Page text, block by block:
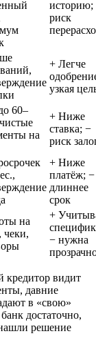
историю;
риск
+ Легче
узкая
60–
на
+ Ниже
ставка; −
риск
+ Ниже
платёж; −
длиннее
срок
на
чеки,
+
− нужна
кредитор видит
давние
в «свою»
достаточно,
решение